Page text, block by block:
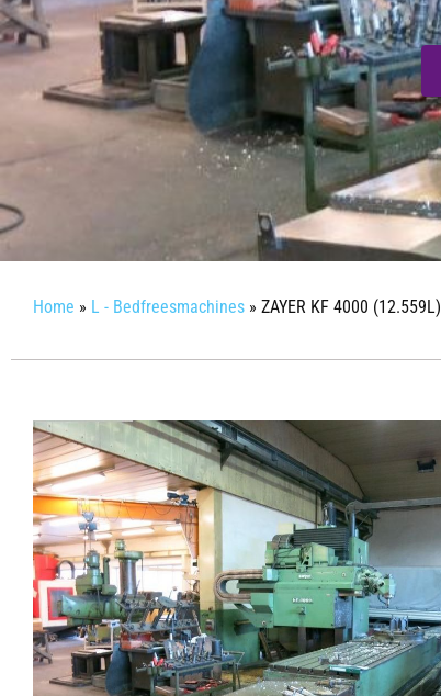
Home » L - Bedfreesmachines » ZAYER KF 4000 (12.559L)